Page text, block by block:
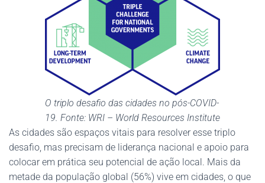
O triplo desafio das cidades no pós-COVID-
19. Fonte: WRI – World Resources Institute
As cidades são espaços vitais para resolver esse triplo
desafio, mas precisam de liderança nacional e apoio para
colocar em prática seu potencial de ação local. Mais da
metade da população global (56%) vive em cidades, o que